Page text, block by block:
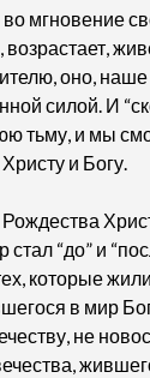
во мгновение
оно,
силой. И
тьму, и мы
и Богу.
стал “до” и
которые
в мир
не